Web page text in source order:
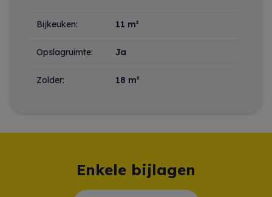
Bijkeuken: 11 m²
Opslagruimte: Ja
Zolder: 18 m²
Enkele bijlagen